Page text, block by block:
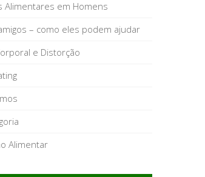
Alimentares em Homens
– como eles podem ajudar
e Distorção
Alimentar